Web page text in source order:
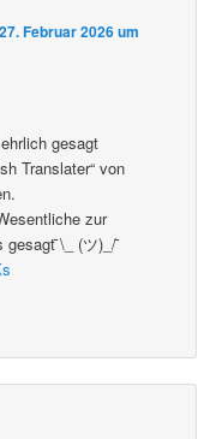
27. Februar 2026 um
gesagt
Translater“ von
zur
gesagt ̄\_ (ツ)_/